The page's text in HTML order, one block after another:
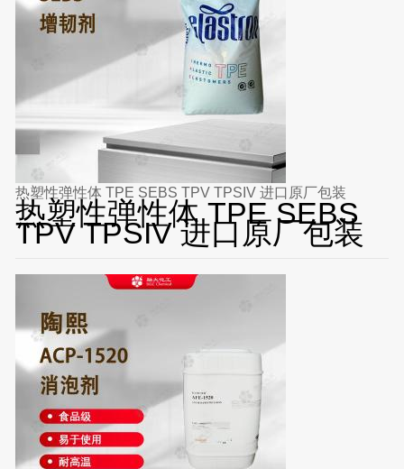
热塑性弹性体 TPE SEBS TPV TPSIV 进口原厂包装
热塑性弹性体 TPE SEBS
TPV TPSIV 进口原厂包装